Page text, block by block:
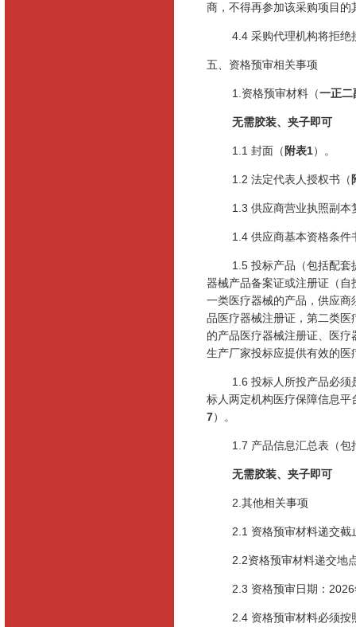
商，不得再参加该采购项目的
4.4 采购代理机构将拒绝
五、资格预审相关事项
1.资格预审材料（一正二
无需胶装、夹子即可
1.1 封面（ 附表1）。
1.2 法定代表人授权书（
1.3 供应商营业执照副本
1.4 供应商基本资格条件
1.5 投标产品（包括配
器械产品备案证或注册证（
一类医疗器械的产品，供应
品医疗器械注册证，第二类
的产品医疗器械注册证、医
生产厂家投标应提供有效的
1.6 投标人所投产品必
标人两定机构医疗保障信息
7）。
1.7 产品信息汇总表（包
无需胶装、夹子即可
2.其他相关事项
2.1 资格预审材料递交截
2.2资格预审材料递交地
2.3 资格预审日期： 2026
2.4 资格预审材料必须